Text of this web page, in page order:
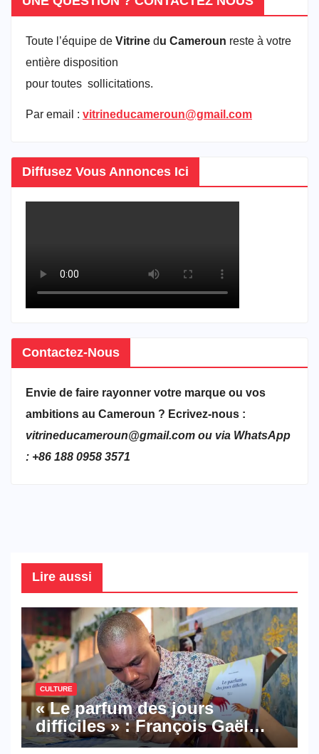
Toute l’équipe de Vitrine du Cameroun reste à votre
entière disposition
pour toutes sollicitations.
Par email : vitrineducameroun@gmail.com
Diffusez Vous Annonces Ici
Contactez-Nous
Envie de faire rayonner votre marque ou vos
ambitions au Cameroun ? Ecrivez-nous :
vitrineducameroun@gmail.com ou via WhatsApp
: +86 188 0958 3571
Lire aussi
CULTURE
« Le parfum des jours
difficiles » : François Gaël
Mbala signe un premier